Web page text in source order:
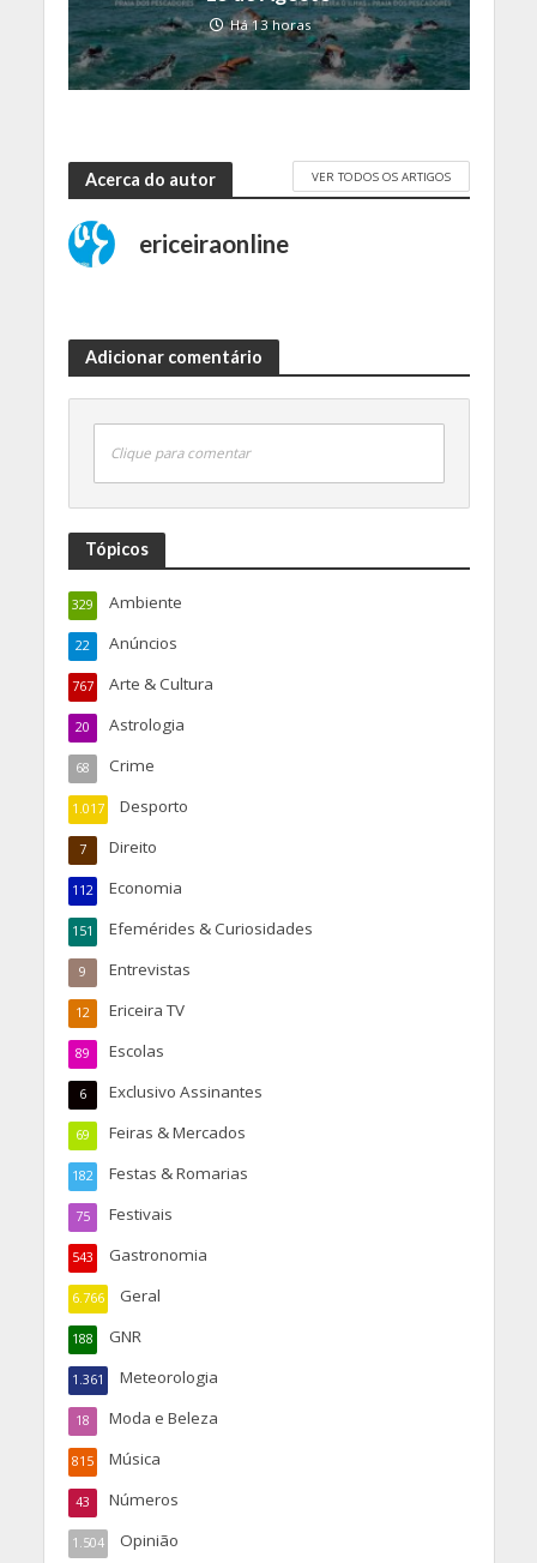
Há 13 horas
Acerca do autor VER TODOS OS ARTIGOS
ericeiraonline
Adicionar comentário
Clique para comentar
Tópicos
Ambiente
329
Anúncios
22
Arte & Cultura
767
Astrologia
20
Crime
68
Desporto
1.017
Direito
7
Economia
112
Efemérides & Curiosidades
151
Entrevistas
9
Ericeira TV
12
Escolas
89
Exclusivo Assinantes
6
Feiras & Mercados
69
Festas & Romarias
182
Festivais
75
Gastronomia
543
Geral
6.766
GNR
188
Meteorologia
1.361
Moda e Beleza
18
Música
815
Números
43
Opinião
1.504